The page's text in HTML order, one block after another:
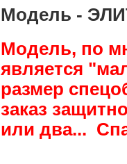
Модель -
Модель, по
является
размер
заказ
или два...